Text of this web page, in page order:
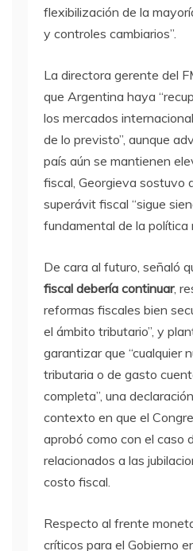
flexibilización de la
y controles cambiarios”.
La directora gerente del
que Argentina haya
los mercados
de lo previsto”, aunque
país aún se mantienen
fiscal, Georgieva sostuvo
superávit fiscal “sigue
fundamental de la política
De cara al futuro, señaló
fiscal debería continuar,
reformas fiscales bien
el ámbito tributario”, y
garantizar que “cualquier
tributaria o de gasto
completa”, una
contexto en que el
aprobó como con el caso
relacionados a las
costo fiscal.
Respecto al frente
críticos para el Gobierno